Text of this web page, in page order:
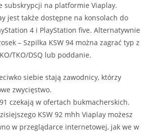
subskrypcji na platformie Viaplay.
jest także dostępne na konsolach do
4 i PlayStation five. Alternatywnie
– Szpilka KSW 94 można zagrać typ z
TKO/DSQ lub poddanie.
siebie stają zawodnicy, którzy
zwycięstwo.
czekają w ofertach bukmacherskich.
KSW 92 mhh Viaplay możesz
w przeglądarce internetowej, jak we w